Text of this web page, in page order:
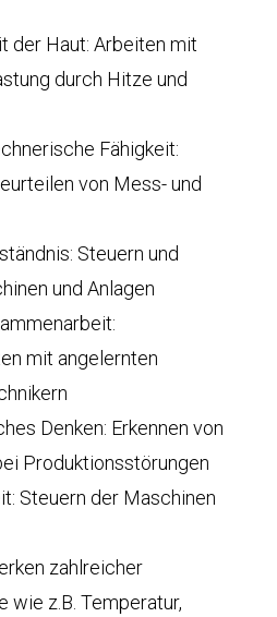
der Haut: Arbeiten mit
durch Hitze und
Fähigkeit:
von Mess- und
Steuern und
und Anlagen
mit angelernten
Denken: Erkennen von
Produktionsstörungen
Steuern der Maschinen
zahlreicher
wie z.B. Temperatur,